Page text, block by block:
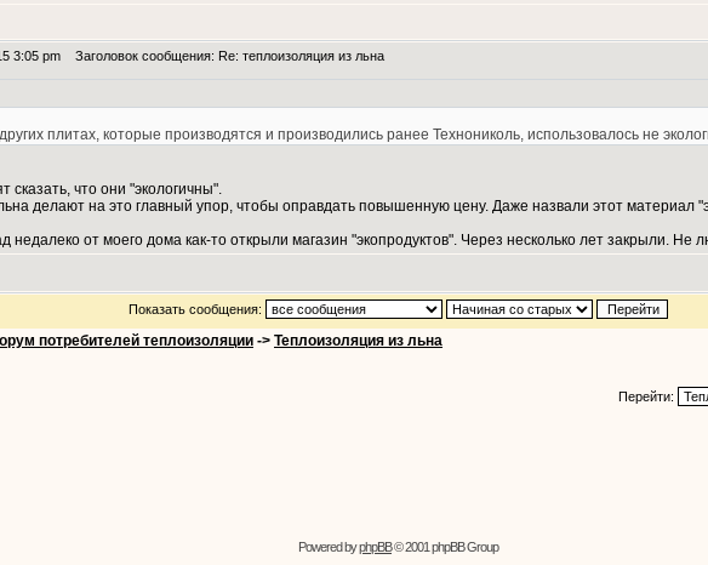
3:05 pm Заголовок сообщения: Re: теплоизоляция из льна
плитах, которые производятся и производились ранее Технониколь, использовалось не
сказать, что они "экологичны".
делают на это главный упор, чтобы оправдать повышенную цену. Даже назвали этот материал
недалеко от моего дома как-то открыли магазин "экопродуктов". Через несколько лет закрыли. Не
Показать сообщения:
потребителей теплоизоляции -> Теплоизоляция из льна
Перейти:
Powered byphpBB© 2001 phpBB Group